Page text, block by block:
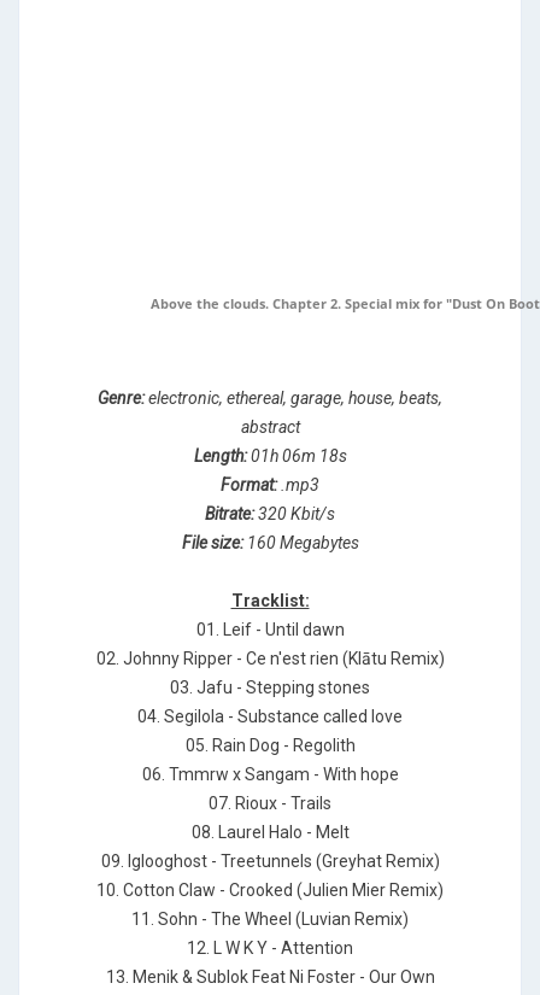
Above the clouds. Chapter 2. Special mix for "Dust On
Genre:electronic, ethereal, garage, house, beats,
abstract
Length:01h 06m 18s
Format:.mp3
Bitrate:320 Kbit/s
File size:160 Megabytes
Tracklist:
01. Leif - Until dawn
02. Johnny Ripper - Ce n'est rien (Klātu Remix)
03. Jafu - Stepping stones
04. Segilola - Substance called love
05. Rain Dog - Regolith
06. Tmmrw x Sangam - With hope
07. Rioux - Trails
08. Laurel Halo - Melt
09. Iglooghost - Treetunnels (Greyhat Remix)
10. Cotton Claw - Crooked (Julien Mier Remix)
11. Sohn - The Wheel (Luvian Remix)
12. L W K Y - Attention
13. Menik & Sublok Feat Ni Foster - Our Own